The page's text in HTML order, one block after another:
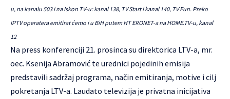
u, na kanalu 503 i na Iskon TV-u: kanal 138, TV Start i kanal 140, TV Fun. Preko
IPTV operatera emitirat ćemo i u BiH putem HT ERONET-a na HOME.TV-u, kanal
12
Na press konferenciji 21. prosinca su direktorica LTV-a, mr.
oec. Ksenija Abramović te urednici pojedinih emisija
predstavili sadržaj programa, način emitiranja, motive i cilj
pokretanja LTV-a. Laudato televizija je privatna inicijativa